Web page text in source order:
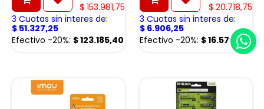
$ 153.981,75
3 Cuotas sin interes de:
$ 51.327,25
Efectivo -20%: $123.185,40
$ 20.718,75
3 Cuotas sin interes de:
$ 6.906,25
Efectivo -20%: $16.575,00